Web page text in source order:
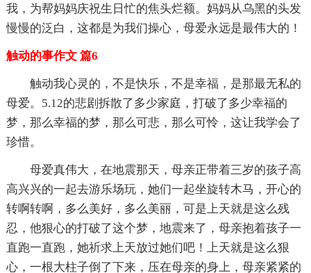
我，为帮妈妈庆祝生日忙的焦头烂额。妈妈从乌黑的头发
慢慢的泛白，这都是为我们操心，母爱永远是最伟大的！
触动的事作文 篇6
触动我心灵的，不是快乐，不是幸福，是那最无私的
母爱。5.12的悲剧拆散了多少家庭，打破了多少幸福的
梦，那么幸福的梦，那么可悲，那么可怜，这让我学会了
珍惜。
母爱真伟大，在地震那天，母亲正带着三岁的孩子高
高兴兴的一起去游乐场玩，她们一起坐旋转木马，开心的
转啊转啊，多么美好，多么美丽，可是上天就是这么残
忍，他狠心的打破了这个梦，地震来了，母亲抱着孩子一
直跑一直跑，她祈求上天放过她们吧！上天就是这么狠
心，一根大柱子倒了下来，压在母亲的身上，母亲紧紧的